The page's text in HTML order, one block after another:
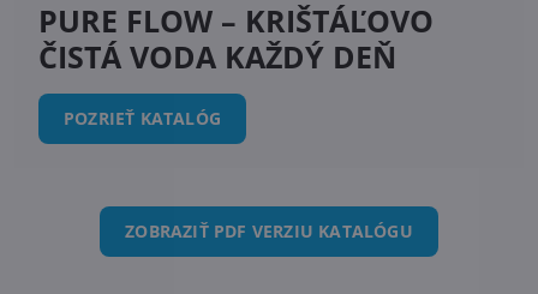
PURE FLOW – KRIŠTÁĽOVO
ČISTÁ VODA KAŽDÝ DEŇ
POZRIEŤ KATALÓG
ZOBRAZIŤ PDF VERZIU KATALÓGU